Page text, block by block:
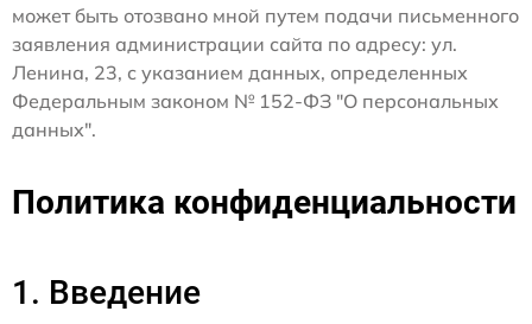
может быть отозвано мной путем подачи письменного
заявления администрации сайта по адресу: ул.
Ленина, 23, с указанием данных, определенных
Федеральным законом № 152-ФЗ "О персональных
данных".
Политика конфиденциальности
1. Введение